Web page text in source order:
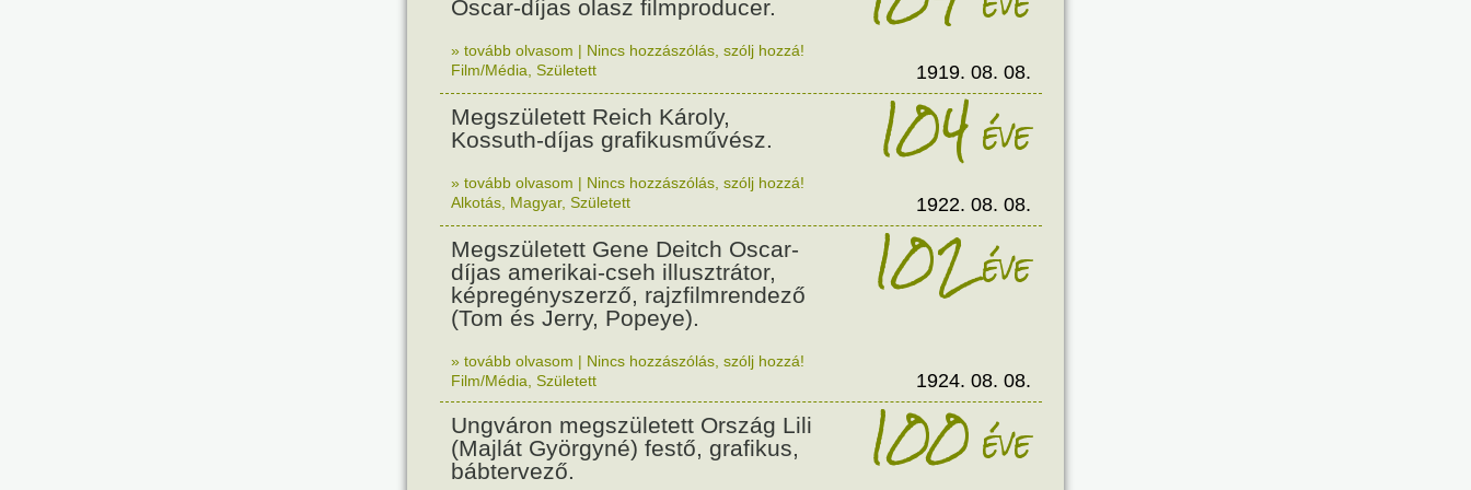
Oscar-díjas olasz filmproducer.
» tovább olvasom | Nincs hozzászólás, szólj hozzá!
Film/Média Született 1919. 08. 08.
Megszületett Reich Károly,
Kossuth-díjas grafikusművész.
104éve
» tovább olvasom | Nincs hozzászólás, szólj hozzá!
Alkotás Magyar, Született 1922. 08. 08.
Megszületett Gene Deitch Oscar-
díjas amerikai-cseh illusztrátor,
képregényszerző, rajzfilmrendező
(Tom és Jerry, Popeye).
102éve
» tovább olvasom | Nincs hozzászólás, szólj hozzá!
Film/Média Született 1924. 08. 08.
Ungváron megszületett Ország Lili
(Majlát Györgyné) festő, grafikus,
bábtervező.
100éve